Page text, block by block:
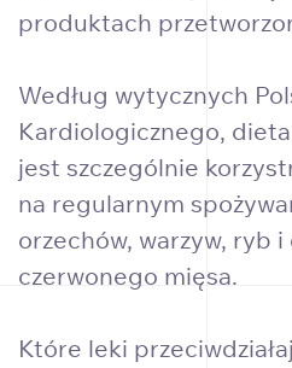
produktach
Według wytycznych
Kardiologicznego,
jest szczególnie
na regularnym
orzechów, warzyw, ryb
czerwonego mięsa.
Które leki